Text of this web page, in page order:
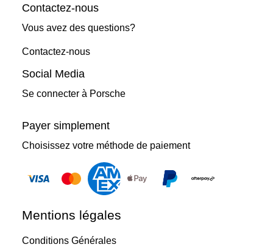
Contactez-nous
Vous avez des questions?
Contactez-nous
Social Media
Se connecter à Porsche
Payer simplement
Choisissez votre méthode de paiement
Mentions légales
Conditions Générales